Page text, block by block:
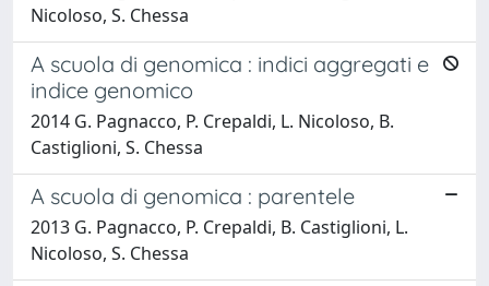
Nicoloso, S. Chessa
A scuola di genomica : indici aggregati e
indice genomico
2014 G. Pagnacco, P. Crepaldi, L. Nicoloso, B.
Castiglioni, S. Chessa
A scuola di genomica : parentele
2013 G. Pagnacco, P. Crepaldi, B. Castiglioni, L.
Nicoloso, S. Chessa